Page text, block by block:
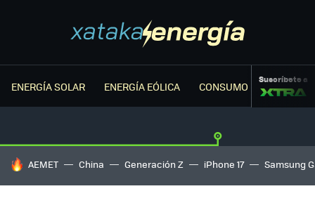
ENERGÍA SOLAR ENERGÍA EÓLICA CONSUMO ENERGÉTICO
Suscríbete a
HOY SE HABLA DE
AEMET China Generación Z iPhone 17 Samsung